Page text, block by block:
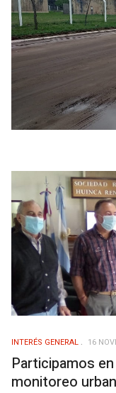
INTERÉS GENERAL 16
Participamos
monitoreo